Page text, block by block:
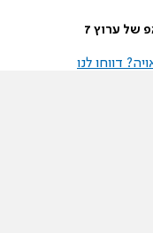
של ערוץ 7
דווחו לנו